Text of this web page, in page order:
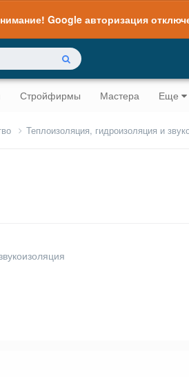
Google авторизация
Стройфирмы Мастера Еще
Теплоизоляция, гидроизоляция и